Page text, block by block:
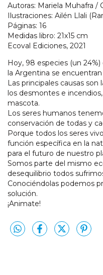
Autoras: Mariela Muhafra /
Ilustraciones: Ailén Llali
Páginas: 16
Medidas libro: 21x15 cm
Ecoval Ediciones, 2021
Hoy, 98 especies (un
la Argentina se
Las principales causas
los desmontes e
mascota.
Los seres humanos
conservación de todas y
Porque todos los seres
función específica en la
para el futuro de nuestro
Somos parte del mismo
desequilibrio todos
Conociéndolas podemos
solución.
¡Animate!